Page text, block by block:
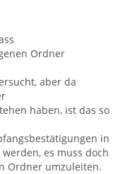
Ordner
aber da
haben, ist das so
in
es muss doch
Ordner umzuleiten.